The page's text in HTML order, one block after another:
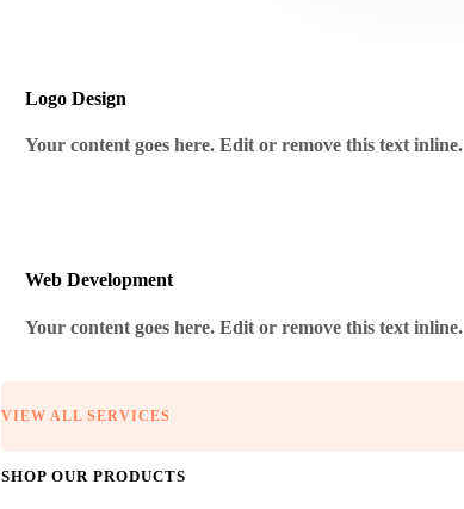
Logo Design
Your content goes here. Edit or remove this text inline.
Web Development
Your content goes here. Edit or remove this text inline.
VIEW ALL SERVICES
SHOP OUR PRODUCTS